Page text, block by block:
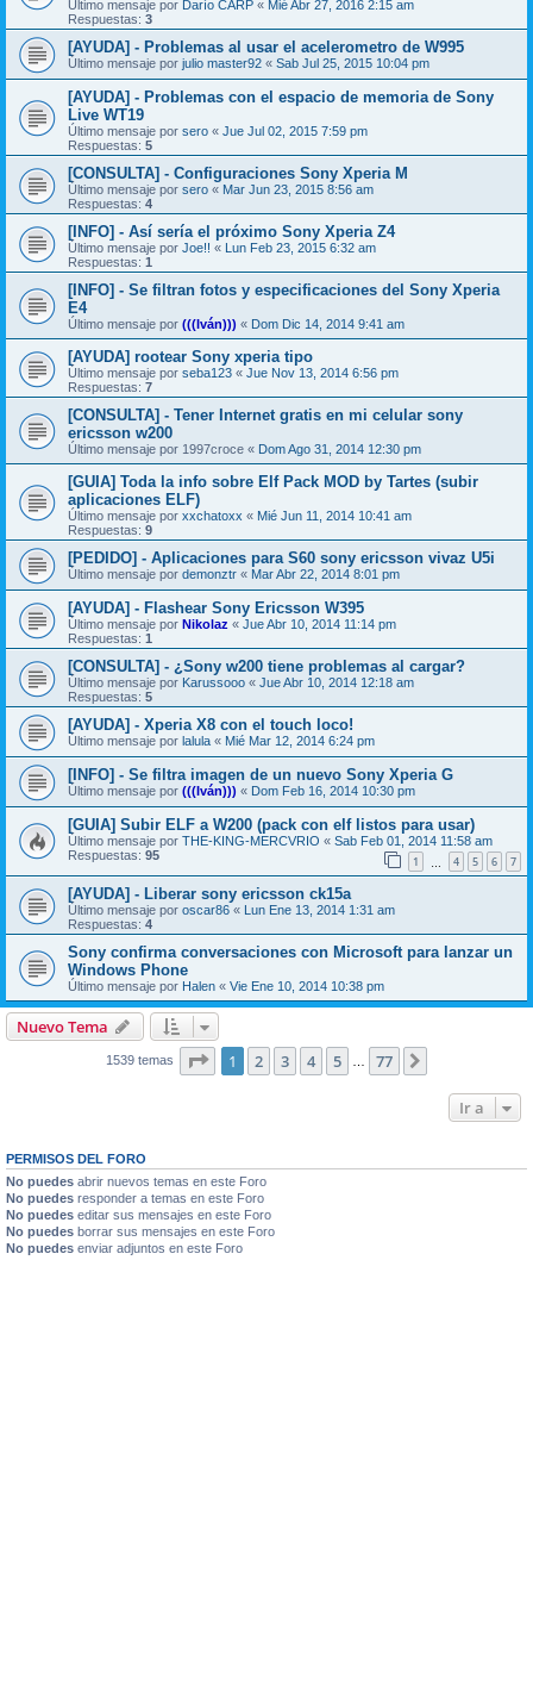
Último mensaje por Darío CARP « Mié Abr 27, 2016 2:15 am
Respuestas: 3
[AYUDA] - Problemas al usar el acelerometro de W995
Último mensaje por julio master92 « Sab Jul 25, 2015 10:04 pm
[AYUDA] - Problemas con el espacio de memoria de Sony
Live WT19
Último mensaje por sero « Jue Jul 02, 2015 7:59 pm
Respuestas: 5
[CONSULTA] - Configuraciones Sony Xperia M
Último mensaje por sero « Mar Jun 23, 2015 8:56 am
Respuestas: 4
[INFO] - Así sería el próximo Sony Xperia Z4
Último mensaje por Joe!! « Lun Feb 23, 2015 6:32 am
Respuestas: 1
[INFO] - Se filtran fotos y especificaciones del Sony Xperia
E4
Último mensaje por (((Iván))) « Dom Dic 14, 2014 9:41 am
[AYUDA] rootear Sony xperia tipo
Último mensaje por seba123 « Jue Nov 13, 2014 6:56 pm
Respuestas: 7
[CONSULTA] - Tener Internet gratis en mi celular sony
ericsson w200
Último mensaje por 1997croce « Dom Ago 31, 2014 12:30 pm
[GUIA] Toda la info sobre Elf Pack MOD by Tartes (subir
aplicaciones ELF)
Último mensaje por xxchatoxx « Mié Jun 11, 2014 10:41 am
Respuestas: 9
[PEDIDO] - Aplicaciones para S60 sony ericsson vivaz U5i
Último mensaje por demonztr « Mar Abr 22, 2014 8:01 pm
[AYUDA] - Flashear Sony Ericsson W395
Último mensaje por Nikolaz­ « Jue Abr 10, 2014 11:14 pm
Respuestas: 1
[CONSULTA] - ¿Sony w200 tiene problemas al cargar?
Último mensaje por Karussooo « Jue Abr 10, 2014 12:18 am
Respuestas: 5
[AYUDA] - Xperia X8 con el touch loco!
Último mensaje por lalula « Mié Mar 12, 2014 6:24 pm
[INFO] - Se filtra imagen de un nuevo Sony Xperia G
Último mensaje por (((Iván))) « Dom Feb 16, 2014 10:30 pm
[GUIA] Subir ELF a W200 (pack con elf listos para usar)
Último mensaje por THE-KING-MERCVRIO « Sab Feb 01, 2014 11:58 am
Respuestas: 95 1 4 5 6 7
[AYUDA] - Liberar sony ericsson ck15a
Último mensaje por oscar86 «
Lun Ene 13, 2014 1:31 am
Respuestas: 4
Sony confirma conversaciones con Microsoft para lanzar un
Windows Phone
Último mensaje por Halen « Vie Ene 10, 2014 10:38 pm
Nuevo Tema
1539 temas Página de 77
1 2 3 4 5 77
Ir a
PERMISOS DEL FORO
No puedes abrir nuevos temas en este Foro
No puedes responder a temas en este Foro
No puedes editar sus mensajes en este Foro
No puedes borrar sus mensajes en este Foro
No puedes enviar adjuntos en este Foro